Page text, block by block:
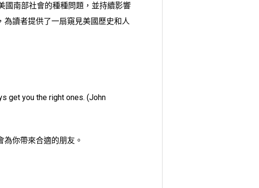
國南部社會的種種問題，並持續影響
讀者提供了一扇窺見美國歷史和人
get you the right ones. (John
你帶來合適的朋友。